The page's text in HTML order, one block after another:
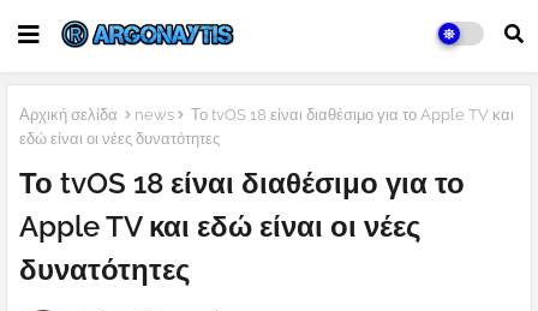
Αρχική σελίδα news
Το tvOS 18 είναι διαθέσιμο για το Apple TV και
εδώ είναι οι νέες δυνατότητες
Το tvOS 18 είναι διαθέσιμο για το
Apple TV και εδώ είναι οι νέες
δυνατότητες